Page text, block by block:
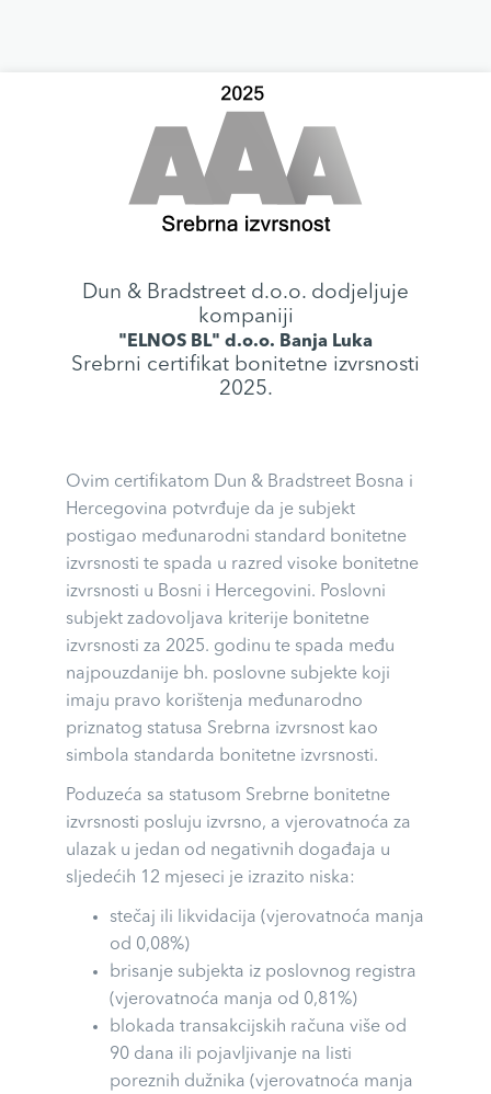
Dun & Bradstreet d.o.o. dodjeljuje
kompaniji
"ELNOS BL" d.o.o. Banja Luka
Srebrni certifikat bonitetne izvrsnosti
2025.
Ovim certifikatom Dun & Bradstreet Bosna i
Hercegovina potvrđuje da je subjekt
postigao međunarodni standard bonitetne
izvrsnosti te spada u razred visoke bonitetne
izvrsnosti u Bosni i Hercegovini. Poslovni
subjekt zadovoljava kriterije bonitetne
izvrsnosti za 2025. godinu te spada među
najpouzdanije bh. poslovne subjekte koji
imaju pravo korištenja međunarodno
priznatog statusa Srebrna izvrsnost kao
simbola standarda bonitetne izvrsnosti.
Poduzeća sa statusom Srebrne bonitetne
izvrsnosti posluju izvrsno, a vjerovatnoća za
ulazak u jedan od negativnih događaja u
sljedećih 12 mjeseci je izrazito niska:
stečaj ili likvidacija (vjerovatnoća manja
od 0,08%)
brisanje subjekta iz poslovnog registra
(vjerovatnoća manja od 0,81%)
blokada transakcijskih računa više od
90 dana ili pojavljivanje na listi
poreznih dužnika (vjerovatnoća manja